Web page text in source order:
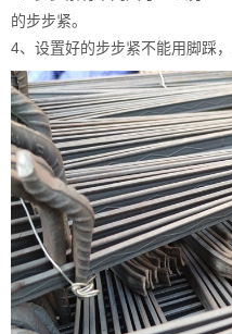
的步步紧。
4、设置好的步步紧不能用脚踩，